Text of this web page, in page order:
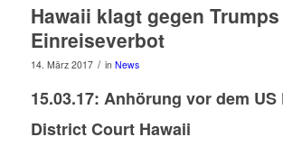
Hawaii klagt gegen
Einreiseverbot
14. März 2017 / in News
15.03.17: Anhörung vor dem US
District Court Hawaii